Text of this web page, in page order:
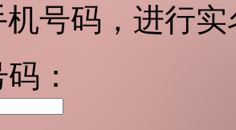
号码，进行
：